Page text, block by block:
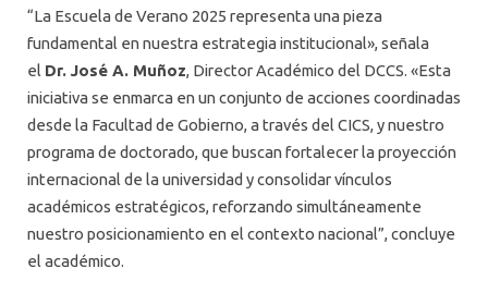
“La Escuela de Verano 2025 representa una pieza
fundamental en nuestra estrategia institucional», señala
el Dr. José A. Muñoz, Director Académico del DCCS. «Esta
iniciativa se enmarca en un conjunto de acciones coordinadas
desde la Facultad de Gobierno, a través del CICS, y nuestro
programa de doctorado, que buscan fortalecer la proyección
internacional de la universidad y consolidar vínculos
académicos estratégicos, reforzando simultáneamente
nuestro posicionamiento en el contexto nacional”, concluye
el académico.